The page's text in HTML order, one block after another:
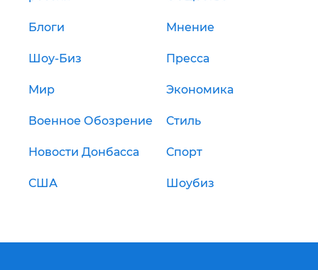
Блоги Мнение
Шоу-Биз Пресса
Мир Экономика
Военное Обозрение Стиль
Новости Донбасса Спорт
США Шоубиз